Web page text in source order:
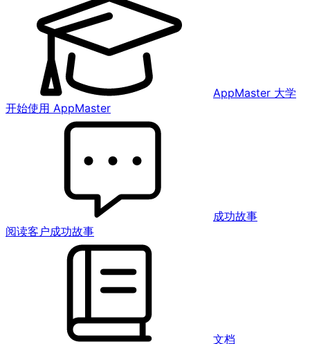
AppMaster 大学
开始使用 AppMaster
成功故事
阅读客户成功故事
文档